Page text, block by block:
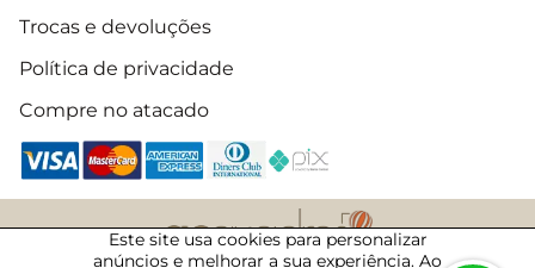
Trocas e devoluções
Política de privacidade
Compre no atacado
Este site usa cookies para personalizar
anúncios e melhorar a sua experiência. Ao